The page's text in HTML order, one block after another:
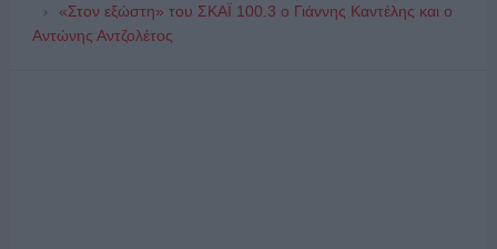
«Στον εξώστη» του ΣΚΑΪ 100.3 ο Γιάννης Καντέλης και ο
Αντώνης Αντζολέτος